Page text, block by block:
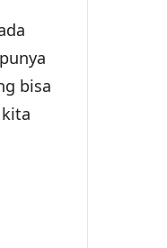
bisa